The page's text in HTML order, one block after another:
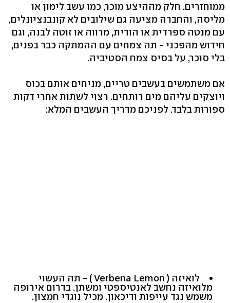
ממוחזרים. חלק מההיצע מוכר, כמו עשב לימון או
מליסה, והחברה מציעה גם שילובים לא קונבנציונלים,
עם מנטה ספרדית או הודית, מרווה או זוטה לבנה, וגם
חידוש מהפכני - תה צמחים עם ההמתקה כבר בפנים,
בלי סוכר, על בסיס צמח הסטיביה.
אם משתמשים בעשבים טריים, מניחים אותם בכוס
ויוצקים עליהם מים רותחים. רצוי לשתות אחרי דקות
ספורות בלבד. לפניכם מדריך העשבים המלא:
לואיזה ( Verbena Lemon ) - תה העשוי
מלואיזה נחשב לאנטיספטי ומשתן. בדרום אירופה
משמש נגד עייפות ודיכאון. מכיל נוגדי חמצון.